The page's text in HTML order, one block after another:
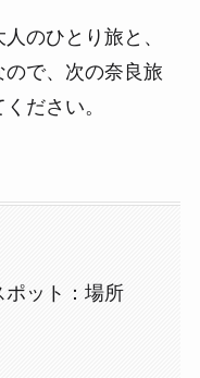
のひとり旅と、
で、次の奈良旅
ださい。
ポット：場所